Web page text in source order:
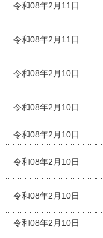
令和08年2月11日
令和08年2月11日
令和08年2月10日
令和08年2月10日
令和08年2月10日
令和08年2月10日
令和08年2月10日
令和08年2月10日